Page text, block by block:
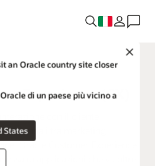
Close
an Oracle country site closer
di un paese più vicino a
States
Experience (CX)
con il cliente
aziendali tra marketing,
Oracle Customer Experience
di applicazioni che va oltre